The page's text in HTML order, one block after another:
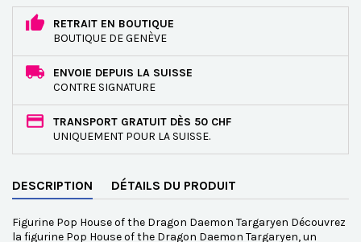
RETRAIT EN BOUTIQUE
BOUTIQUE DE GENÈVE
ENVOIE DEPUIS LA SUISSE
CONTRE SIGNATURE
TRANSPORT GRATUIT DÈS 50 CHF
UNIQUEMENT POUR LA SUISSE.
DESCRIPTION DÉTAILS DU PRODUIT
Figurine Pop House of the Dragon Daemon Targaryen Découvrez
la figurine Pop House of the Dragon Daemon Targaryen, un